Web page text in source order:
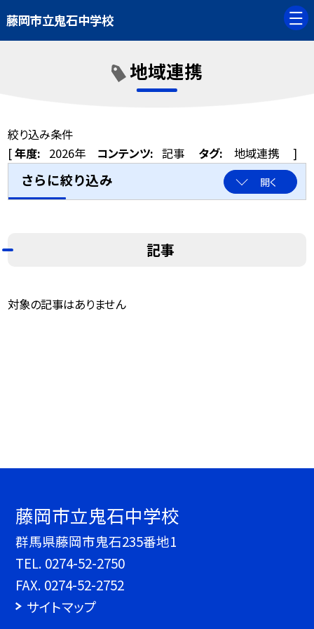
藤岡市立鬼石中学校
地域連携
絞り込み条件
[年度: 2026年 コンテンツ: 記事 タグ: 地域連携 ]
さらに絞り込み 開く
記事
対象の記事はありません
藤岡市立鬼石中学校
群馬県藤岡市鬼石235番地1
TEL. 0274-52-2750
FAX. 0274-52-2752
サイトマップ